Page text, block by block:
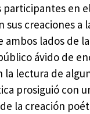
participantes en
sus creaciones a
ambos lados de
ávido de
la lectura de
prosiguió con
la creación